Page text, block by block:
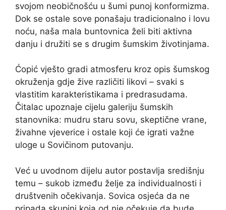
svojom neobičnošću u šumi punoj konformizma.
Dok se ostale sove ponašaju tradicionalno i lovu
noću, naša mala buntovnica želi biti aktivna
danju i družiti se s drugim šumskim životinjama.
Ćopić vješto gradi atmosferu kroz opis šumskog
okruženja gdje žive različiti likovi – svaki s
vlastitim karakteristikama i predrasudama.
Čitalac upoznaje cijelu galeriju šumskih
stanovnika: mudru staru sovu, skeptične vrane,
živahne vjeverice i ostale koji će igrati važne
uloge u Sovičinom putovanju.
Već u uvodnom dijelu autor postavlja središnju
temu – sukob između želje za individualnosti i
društvenih očekivanja. Sovica osjeća da ne